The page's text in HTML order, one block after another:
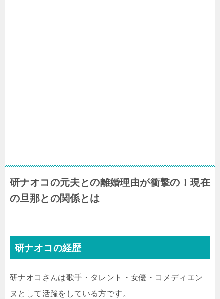
研ナオコの元夫との離婚理由が衝撃の！現在
の旦那との関係とは
研ナオコの経歴
研ナオコさんは歌手・タレント・女優・コメディエン
ヌとして活躍をしている方です。